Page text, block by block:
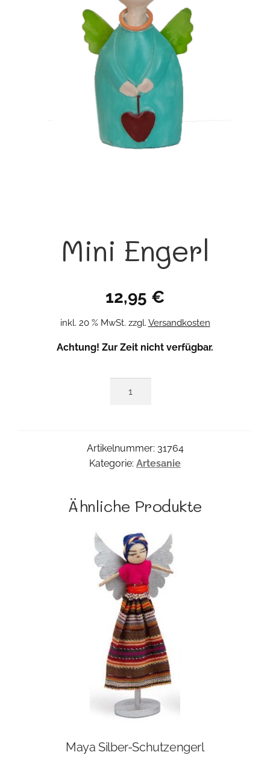
Mini Engerl
12,95 €
inkl. 20 % MwSt. zzgl. Versandkosten
Achtung! Zur Zeit nicht verfügbar.
Artikelnummer: 31764
Kategorie: Artesanie
Ähnliche Produkte
Maya Silber-Schutzengerl